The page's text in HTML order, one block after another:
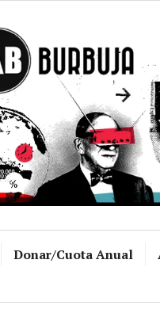
Donar/Cuota Anual